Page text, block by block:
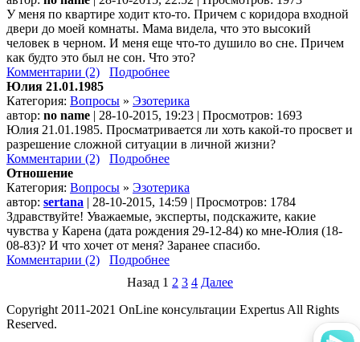
У меня по квартире ходит кто-то. Причем с коридора входной
двери до моей комнаты. Мама видела, что это высокий
человек в черном. И меня еще что-то душило во сне. Причем
как будто это был не сон. Что это?
Комментарии (2)
Подробнее
Юлия 21.01.1985
Категория: Вопросы » Эзотерика
автор: no name | 28-10-2015, 19:23 | Просмотров: 1693
Юлия 21.01.1985. Просматривается ли хоть какой-то просвет и
разрешение сложной ситуации в личной жизни?
Комментарии (2)
Подробнее
Отношение
Категория: Вопросы » Эзотерика
автор: sertana | 28-10-2015, 14:59 | Просмотров: 1784
Здравствуйте! Уважаемые, эксперты, подскажите, какие
чувства у Карена (дата рождения 29-12-84) ко мне-Юлия (18-
08-83)? И что хочет от меня? Заранее спасибо.
Комментарии (2)
Подробнее
Назад 1 2 3 4 Далее
Copyright 2011-2021 OnLine консультации Expertus All Rights
Reserved.